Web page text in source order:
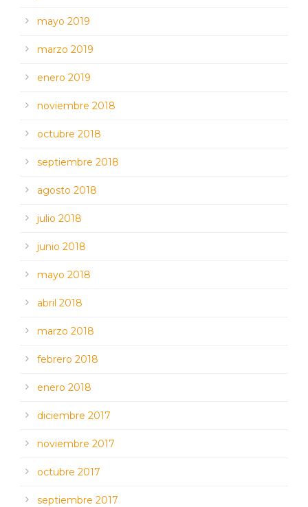
mayo 2019
marzo 2019
enero 2019
noviembre 2018
octubre 2018
septiembre 2018
agosto 2018
julio 2018
junio 2018
mayo 2018
abril 2018
marzo 2018
febrero 2018
enero 2018
diciembre 2017
noviembre 2017
octubre 2017
septiembre 2017